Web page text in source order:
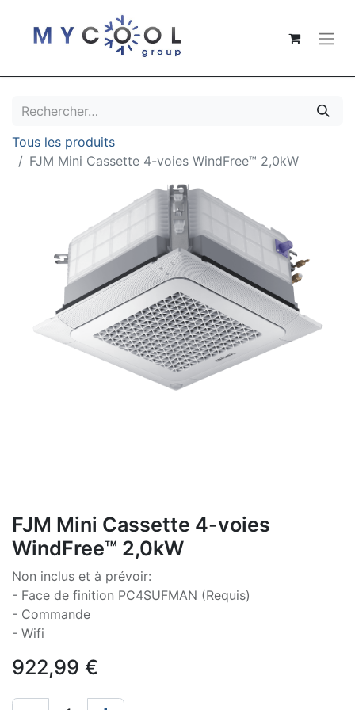
Tous les produits
FJM Mini Cassette 4-voies WindFree™ 2,0kW
FJM Mini Cassette 4-voies
WindFree™ 2,0kW
Non inclus et à prévoir:
- Face de finition PC4SUFMAN (Requis)
- Commande
- Wifi
922,99 €